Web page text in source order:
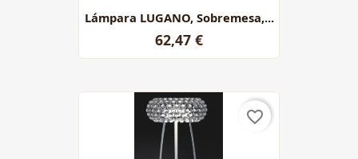
Lámpara LUGANO, Sobremesa,...
62,47 €
favorite_border